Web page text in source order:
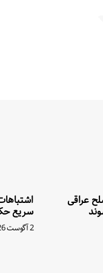
عراقی
سریع
2 آگوست 2026